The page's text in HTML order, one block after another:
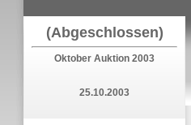
(Abgeschlossen)
Oktober Auktion 2003
25.10.2003